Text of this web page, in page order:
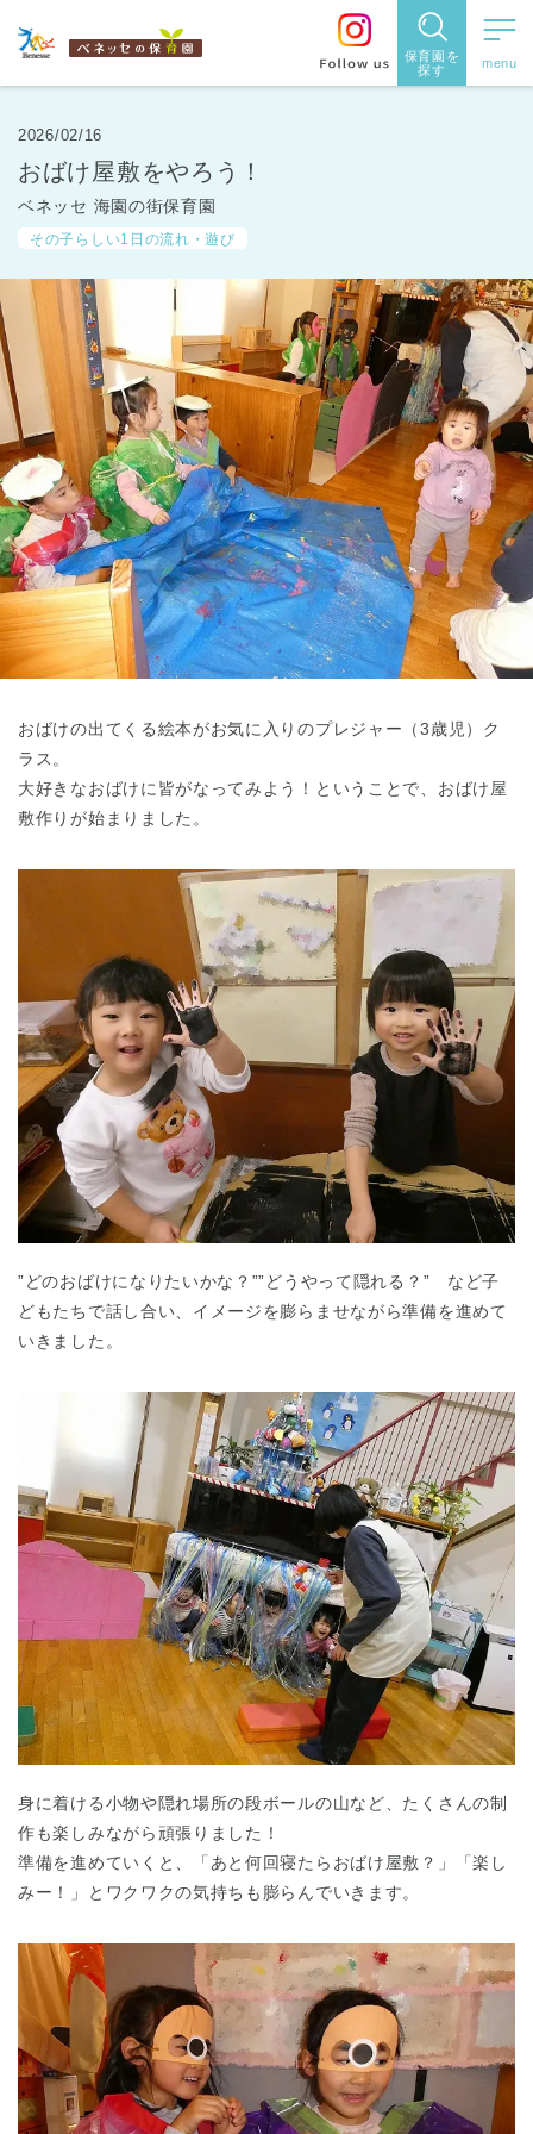
保育園を
探す
保育園を探す
住所・駅
名
す
都道府県
から探す
東京都
東京都 全域
2026/02/16
おばけ屋敷をやろう！
ベネッセ 海園の街保育園
その子らしい1日の流れ・遊び
おばけの出てくる絵本がお気に入りのプレジャー（3歳児）ク
ラス。
大好きなおばけに皆がなってみよう！ということで、おばけ屋
敷作りが始まりました。
”どのおばけになりたいかな？””どうやって隠れる？” など子
どもたちで話し合い、イメージを膨らませながら準備を進めて
いきました。
身に着ける小物や隠れ場所の段ボールの山など、たくさんの制
作も楽しみながら頑張りました！
準備を進めていくと、「あと何回寝たらおばけ屋敷？」「楽し
みー！」とワクワクの気持ちも膨らんでいきます。